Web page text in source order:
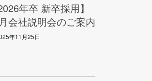
年卒 新卒採用】
会社説明会のご案内
年11月25日